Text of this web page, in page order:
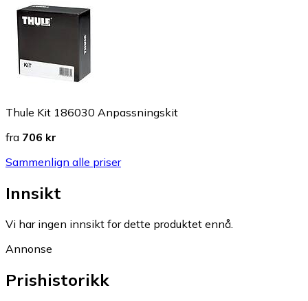
Thule Kit 186030 Anpassningskit
fra 706 kr
Sammenlign alle priser
Innsikt
Vi har ingen innsikt for dette produktet ennå.
Annonse
Prishistorikk